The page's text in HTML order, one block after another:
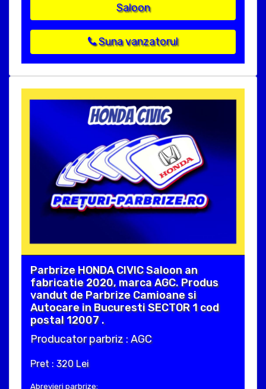
Saloon
Suna vanzatorul
Parbrize HONDA CIVIC Saloon an
fabricatie 2020, marca AGC. Produs
vandut de Parbrize Camioane si
Autocare in Bucuresti SECTOR 1 cod
postal 12007 .
Producator parbriz : AGC
Pret : 320 Lei
Abrevieri parbrize: